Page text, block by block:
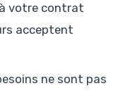
votre contrat
acceptent
ne sont pas